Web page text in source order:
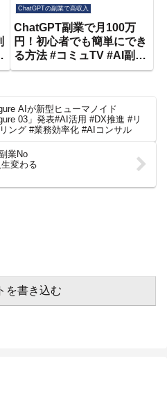
ChatGPTの副業で高収入
ChatGPT副業で月100万
円！初心者でも簡単にでき
る方法 #コミュTV #AI副業
#ChatGPT #副収入 #月収
用法
AIが新型ヒューマノイド
活用 #DX推進 #リ
ング #業務効率化 #AIコンサル
業No
変わる
を書き込む